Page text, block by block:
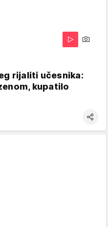
rijaliti učesnika:
kupatilo